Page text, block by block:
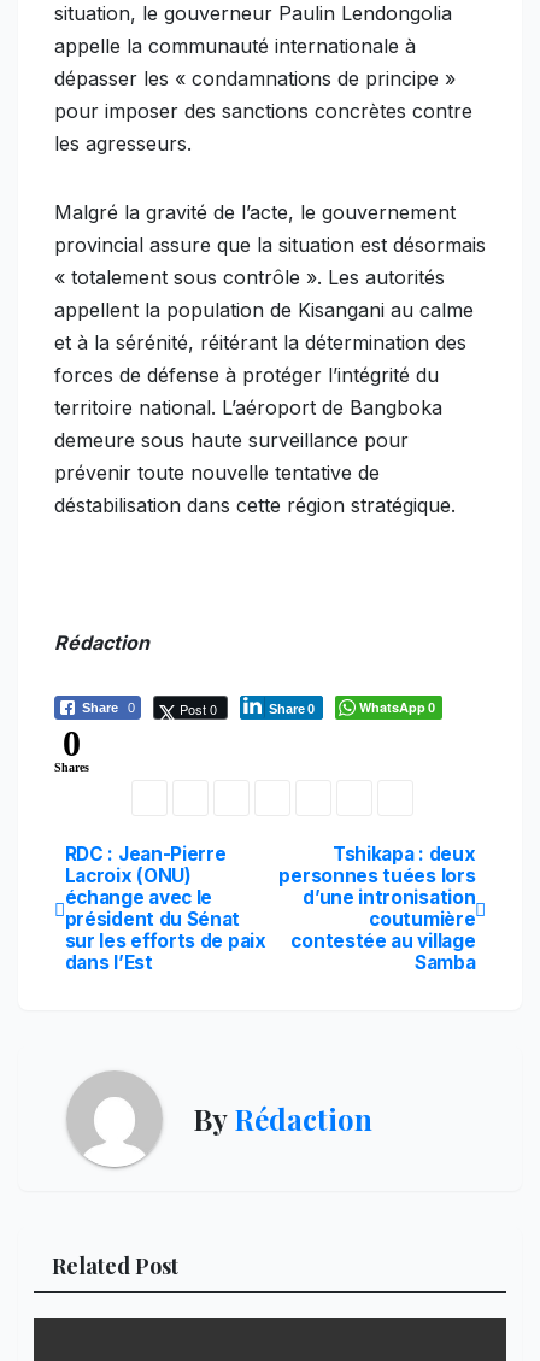
situation, le gouverneur Paulin Lendongolia
appelle la communauté internationale à
dépasser les « condamnations de principe »
pour imposer des sanctions concrètes contre
les agresseurs.
Malgré la gravité de l’acte, le gouvernement
provincial assure que la situation est désormais
« totalement sous contrôle ». Les autorités
appellent la population de Kisangani au calme
et à la sérénité, réitérant la détermination des
forces de défense à protéger l’intégrité du
territoire national. L’aéroport de Bangboka
demeure sous haute surveillance pour
prévenir toute nouvelle tentative de
déstabilisation dans cette région stratégique.
Rédaction
Share 0 Post 0 Share0 WhatsApp0
0
Shares
Navigation
de
l’article
Tshikapa : deux
personnes tuées lors
d’une intronisation
coutumière
contestée au village
Samba
RDC : Jean-Pierre
Lacroix (ONU)
échange avec le
président du Sénat
sur les efforts de paix
dans l’Est
ByRédaction
Related Post